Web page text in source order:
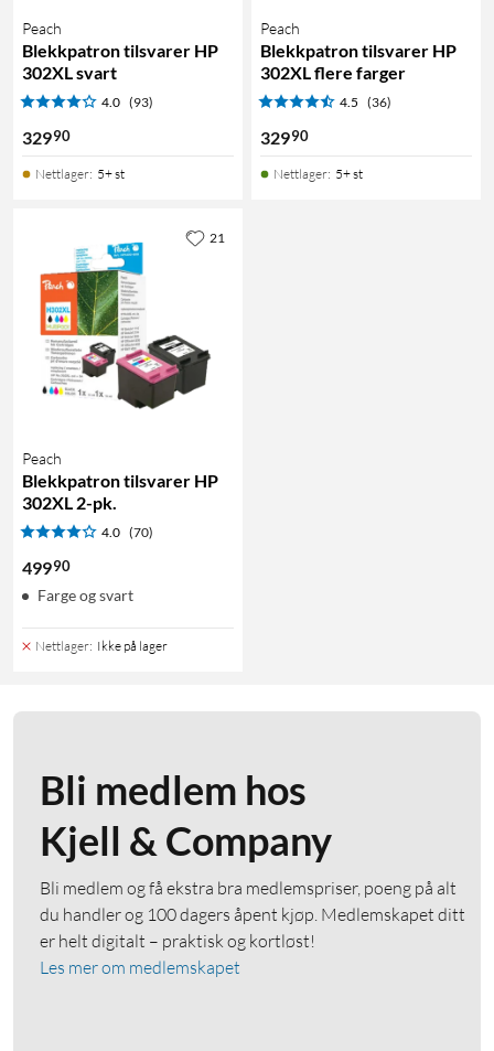
Peach
Blekkpatron tilsvarer HP
302XL svart
4.0 (93)
32990
Nettlager: 5+ st
Peach
Blekkpatron tilsvarer HP
302XL flere farger
4.5 (36)
32990
Nettlager: 5+ st
Peach
Blekkpatron tilsvarer HP
302XL 2-pk.
4.0 (70)
49990
Farge og svart
Nettlager: Ikke på lager
21
Bli medlem hos
Kjell & Company
Bli medlem og få ekstra bra medlemspriser, poeng på alt
du handler og 100 dagers åpent kjøp. Medlemskapet ditt
er helt digitalt – praktisk og kortløst!
Les mer om medlemskapet